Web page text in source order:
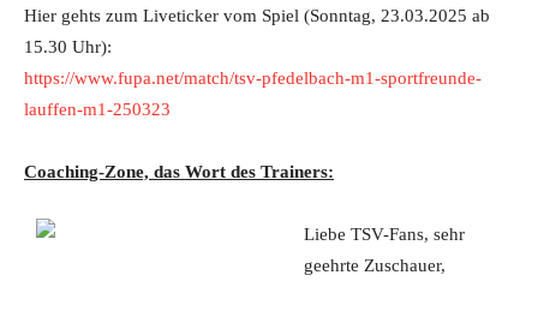
Hier gehts zum Liveticker vom Spiel (Sonntag, 23.03.2025 ab
15.30 Uhr):
https://www.fupa.net/match/tsv-pfedelbach-m1-sportfreunde-
lauffen-m1-250323
Coaching-Zone, das Wort des Trainers:
Liebe TSV-Fans, sehr
geehrte Zuschauer,